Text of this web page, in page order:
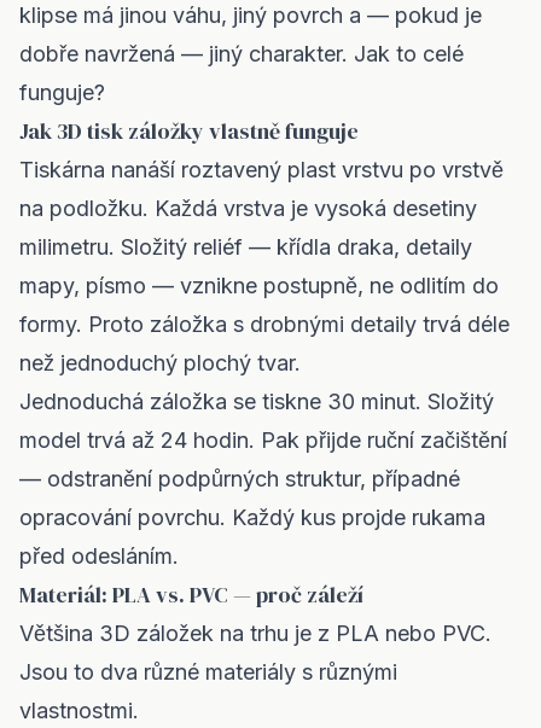
klipse má jinou váhu, jiný povrch a — pokud je
dobře navržená — jiný charakter. Jak to celé
funguje?
Jak 3D tisk záložky vlastně funguje
Tiskárna nanáší roztavený plast vrstvu po vrstvě
na podložku. Každá vrstva je vysoká desetiny
milimetru. Složitý reliéf — křídla draka, detaily
mapy, písmo — vznikne postupně, ne odlitím do
formy. Proto záložka s drobnými detaily trvá déle
než jednoduchý plochý tvar.
Jednoduchá záložka se tiskne 30 minut. Složitý
model trvá až 24 hodin. Pak přijde ruční začištění
— odstranění podpůrných struktur, případné
opracování povrchu. Každý kus projde rukama
před odesláním.
Materiál: PLA vs. PVC — proč záleží
Většina 3D záložek na trhu je z PLA nebo PVC.
Jsou to dva různé materiály s různými
vlastnostmi.